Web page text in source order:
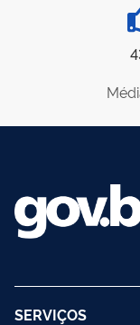
SERVIÇOS